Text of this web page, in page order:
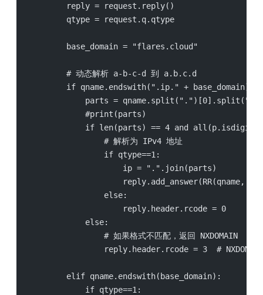
        reply = request.reply()
        qtype = request.q.qtype
        base_domain = "flares.cloud"
        # 动态解析 a-b-c-d 到 a.b.c.d
        if qname.endswith(".ip." + base_domain):
            parts = qname.split(".")[0].split("-")
            #print(parts)
if len(parts) == 4 and
                # 解析为 IPv4 地址
                if qtype==1:
                    ip = ".".join(parts)
reply.add_answer(RR(qname,
                else:
                    reply.header.rcode = 0
            else:
                # 如果格式不匹配，返回 NXDOMAIN
                reply.header.rcode = 3  # NXDOMAIN
        elif qname.endswith(base_domain):
            if qtype==1: